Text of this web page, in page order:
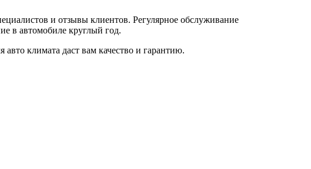
и отзывы клиентов. Регулярное обслуживание
в автомобиле круглый год.
климата даст вам качество и гарантию.